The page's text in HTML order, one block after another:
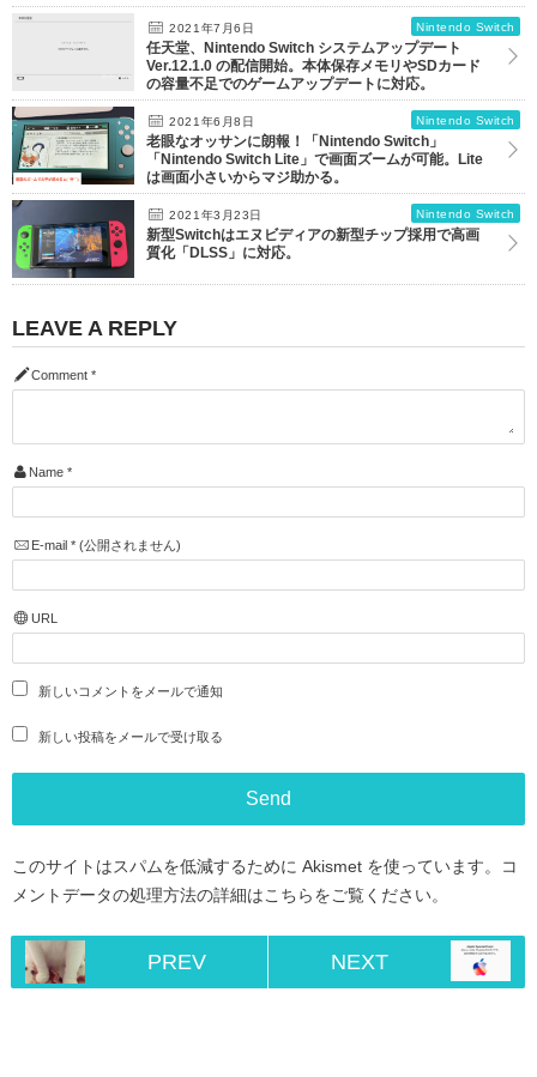
2021年7月6日 Nintendo Switch
任天堂、Nintendo Switch システムアップデート
Ver.12.1.0 の配信開始。本体保存メモリやSDカード
の容量不足でのゲームアップデートに対応。
2021年6月8日 Nintendo Switch
老眼なオッサンに朗報！「Nintendo Switch」
「Nintendo Switch Lite」で画面ズームが可能。Lite
は画面小さいからマジ助かる。
2021年3月23日 Nintendo Switch
新型Switchはエヌビディアの新型チップ採用で高画
質化「DLSS」に対応。
LEAVE A REPLY
Comment *
Name *
E-mail *(公開されません)
URL
新しいコメントをメールで通知
新しい投稿をメールで受け取る
このサイトはスパムを低減するために Akismet を使っています。
コ
メントデータの処理方法の詳細はこちらをご覧ください。
PREV NEXT